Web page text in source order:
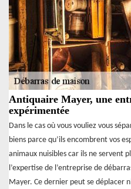
Antiquaire Mayer, une
expérimentée
Dans le cas où vous vouliez vous
biens parce qu’ils encombrent vos
animaux nuisibles car ils ne servent
l’expertise de l’entreprise de
Mayer. Ce dernier peut se déplacer